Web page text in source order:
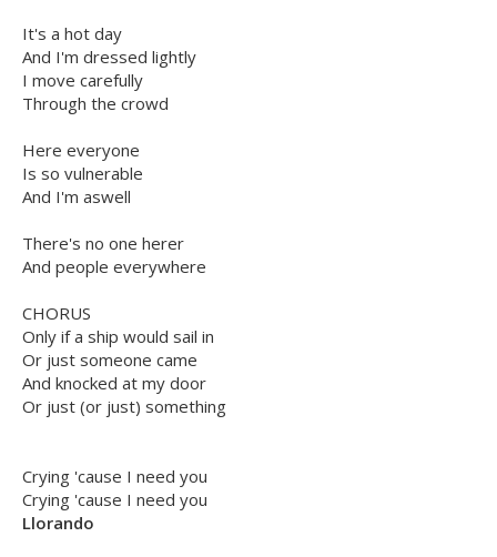
It's a hot day
And I'm dressed lightly
I move carefully
Through the crowd
Here everyone
Is so vulnerable
And I'm aswell
There's no one herer
And people everywhere
CHORUS
Only if a ship would sail in
Or just someone came
And knocked at my door
Or just (or just) something
Crying 'cause I need you
Crying 'cause I need you
Llorando